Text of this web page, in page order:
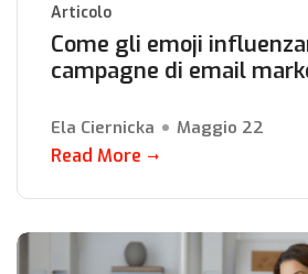
Articolo
Come gli emoji
campagne di email
Ela Ciernicka Maggio 22
Read More